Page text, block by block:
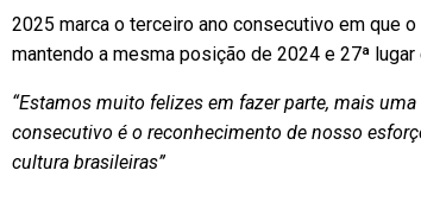
2025 marca o terceiro ano consecutivo em que
mantendo a mesma posição de 2024 e 27ª lugar
“Estamos muito felizes em fazer parte, mais
consecutivo é o reconhecimento de nosso
cultura brasileiras”